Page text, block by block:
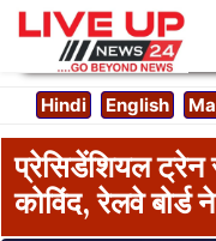
Hindi English
प्रेसिडेंशियल ट्रेन
कोविंद, रेलवे बोर्ड